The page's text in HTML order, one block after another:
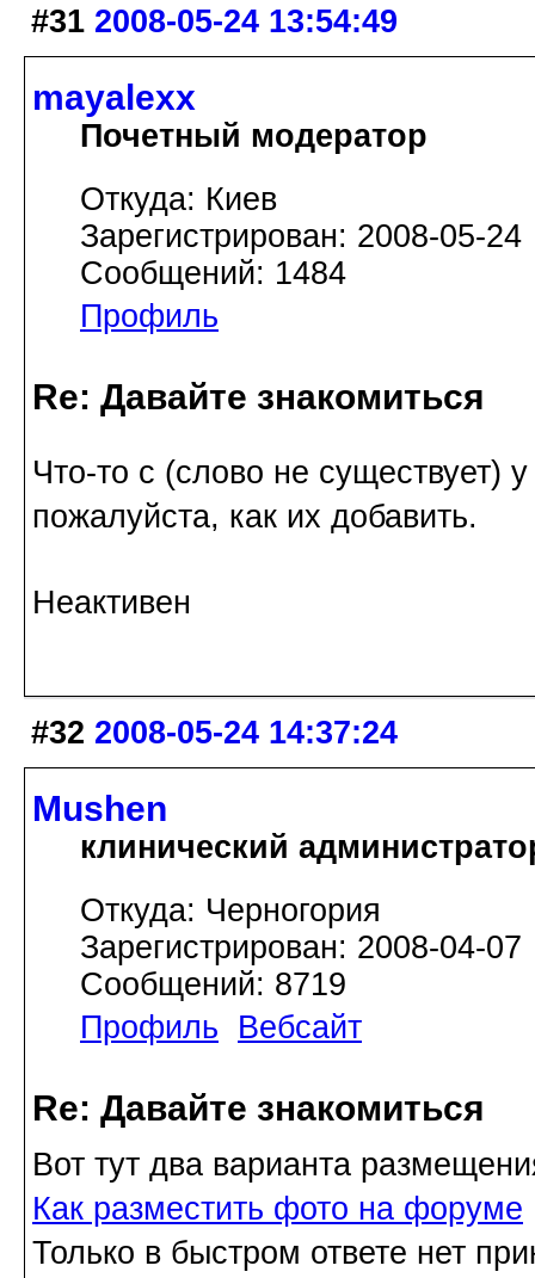
#31 2008-05-24 13:54:49
mayalexx
Почетный модератор
Откуда: Киев
Зарегистрирован: 2008-05-24
Сообщений: 1484
Профиль
Re: Давайте знакомиться
Что-то с (слово не существует)
пожалуйста, как их добавить.
Неактивен
#32 2008-05-24 14:37:24
Mushen
клинический
Откуда: Черногория
Зарегистрирован: 2008-04-07
Сообщений: 8719
Профиль
Вебсайт
Re: Давайте знакомиться
Вот тут два варианта
Как разместить фото на форуме
Только в быстром ответе нет